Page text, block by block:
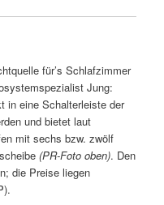
für’s Schlafzimmer
Jung:
in eine Schalterleiste der
und bietet laut
mit sechs bzw. zwölf
(PR-Foto oben). Den
die Preise liegen